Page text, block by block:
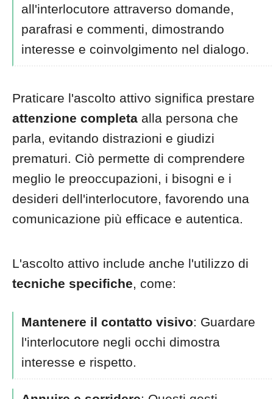
all'interlocutore attraverso domande,
parafrasi e commenti, dimostrando
interesse e coinvolgimento nel dialogo.
Praticare l'ascolto attivo significa prestare
attenzione completa alla persona che
parla, evitando distrazioni e giudizi
prematuri. Ciò permette di comprendere
meglio le preoccupazioni, i bisogni e i
desideri dell'interlocutore, favorendo una
comunicazione più efficace e autentica.
L'ascolto attivo include anche l'utilizzo di
tecniche specifiche, come:
Mantenere il contatto visivo: Guardare
l'interlocutore negli occhi dimostra
interesse e rispetto.